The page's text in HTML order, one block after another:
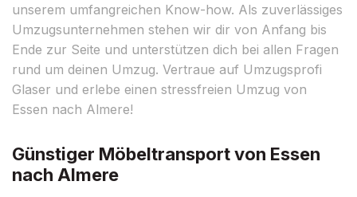
unserem umfangreichen Know-how. Als zuverlässiges
Umzugsunternehmen stehen wir dir von Anfang bis
Ende zur Seite und unterstützen dich bei allen Fragen
rund um deinen Umzug. Vertraue auf Umzugsprofi
Glaser und erlebe einen stressfreien Umzug von
Essen nach Almere!
Günstiger Möbeltransport von Essen
nach Almere